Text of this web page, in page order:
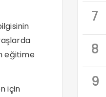
eğitime
için
7
8
9